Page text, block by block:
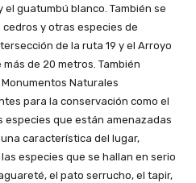
guatumbú blanco. También se
y otras especies de
de la ruta 19 y el Arroyo
de 20 metros. También
Naturales
para la conservación como el
especies que están amenazadas
característica del lugar,
especies que se hallan en serio
el pato serrucho, el tapir,